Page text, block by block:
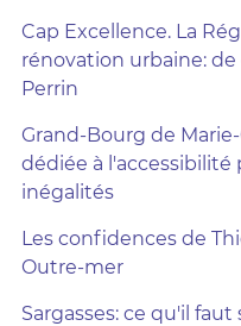
Cap Excellence. La
rénovation urbaine:
Perrin
Grand-Bourg de
dédiée à l'accessibilité
inégalités
Les confidences de
Outre-mer
Sargasses: ce qu'il